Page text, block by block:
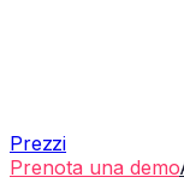
Prezzi
Prenota una demo